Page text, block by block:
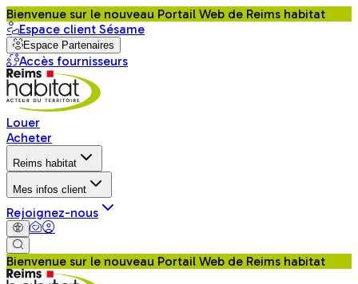
Bienvenue sur le nouveau Portail Web de Reims habitat
Espace client Sésame
Espace Partenaires
Accès fournisseurs
Louer
Acheter
Reims habitat
Mes infos client
Rejoignez-nous
Bienvenue sur le nouveau Portail Web de Reims habitat